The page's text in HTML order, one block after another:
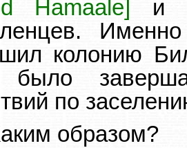
Hamaale] и
колонию
было
по
образом?